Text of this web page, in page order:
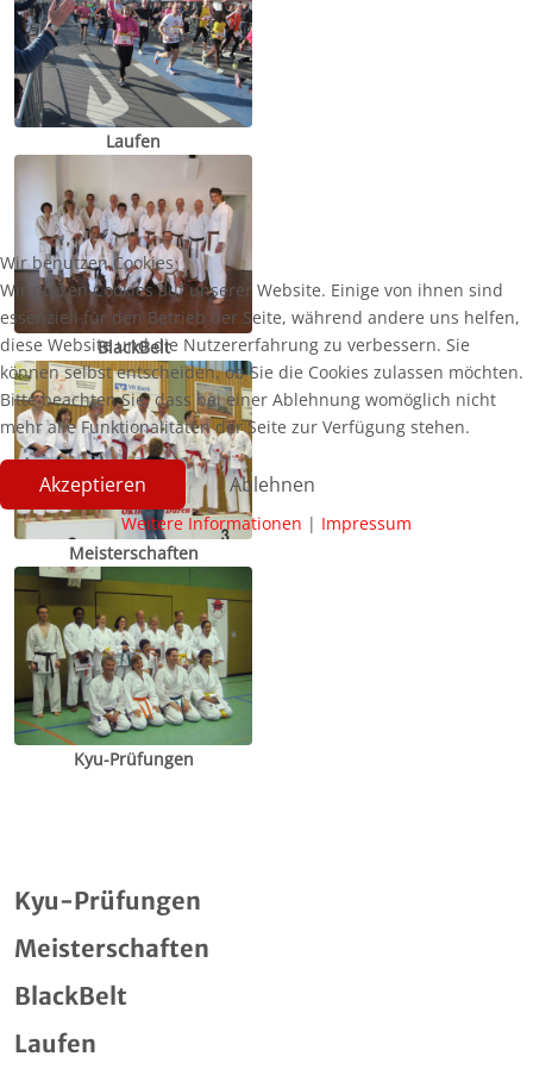
Laufen
BlackBelt
Meisterschaften
Kyu-Prüfungen
Kyu-Prüfungen
Meisterschaften
BlackBelt
Laufen
Wir benutzen Cookies
Wir nutzen Cookies auf unserer Website. Einige von ihnen sind
essenziell für den Betrieb der Seite, während andere uns helfen,
diese Website und die Nutzererfahrung zu verbessern. Sie
können selbst entscheiden, ob Sie die Cookies zulassen möchten.
Bitte beachten Sie, dass bei einer Ablehnung womöglich nicht
mehr alle Funktionalitäten der Seite zur Verfügung stehen.
Akzeptieren Ablehnen
Weitere Informationen | Impressum